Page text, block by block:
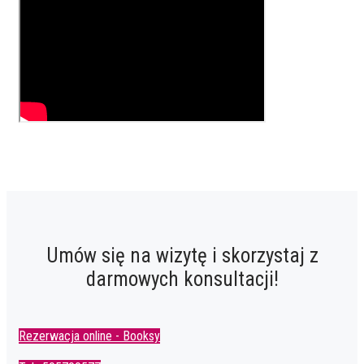
Umów się na wizytę i skorzystaj z
darmowych konsultacji!
Rezerwacja online - Booksy